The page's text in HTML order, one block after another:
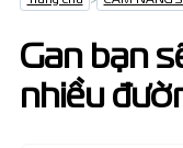
Gan bạn
nhiều